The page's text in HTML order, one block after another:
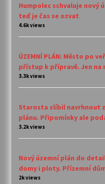
Humpolec schvaluje nový
teď je čas se ozvat
4.6k views
ÚZEMNÍ PLÁN: Město po
přístup k přípravě. Jen
3.3k views
Starosta slíbil navrhnout
plánu. Připomínky ale
3.2k views
Nový územní plán do
domy i ploty. Přízemní
2k views